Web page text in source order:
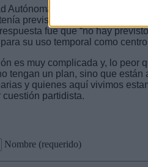
Autónoma, Fernando Clavijo,
previsto ceder la
fue que “no hay
su uso temporal como
es muy complicada y, lo peor
tengan un plan, sino que
y quienes aquí vivimos
partidista.
Nombre (requerido)